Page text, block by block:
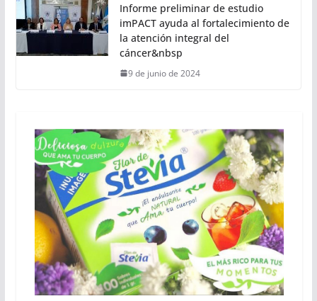
Informe preliminar de estudio
imPACT ayuda al fortalecimiento de
la atención integral del
cáncer&nbsp
9 de junio de 2024